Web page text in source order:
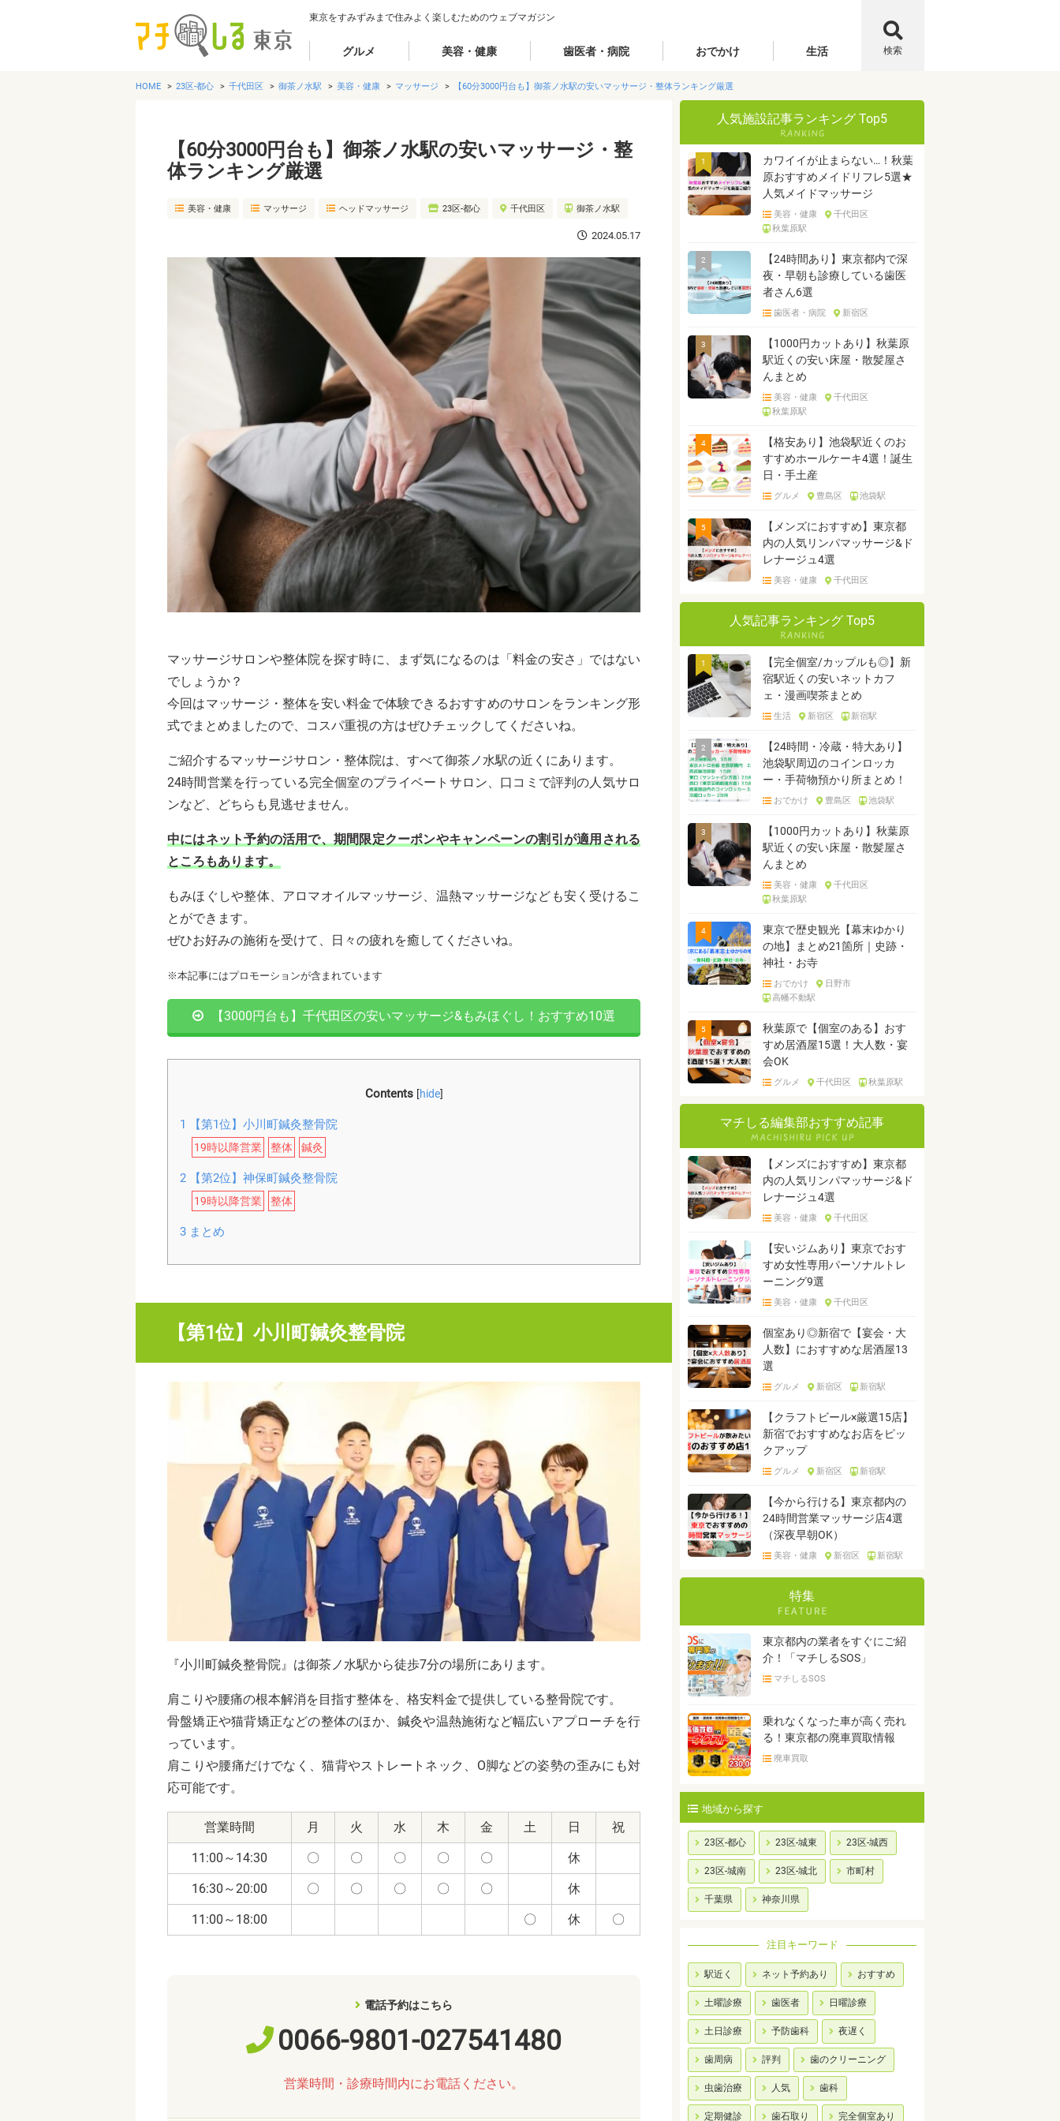
東京をすみずみまで住みよく楽しむためのウェブマガジン
グルメ 美容・健康 歯医者・病院 おでかけ 生活 検索
HOME 23区-都心 千代田区 御茶ノ水駅 美容・健康 マッサージ 【60分3000円台も】御茶ノ水駅の安いマッサージ・整体ランキング厳選
【60分3000円台も】御茶ノ水駅の安いマッサージ・整
体ランキング厳選
美容・健康 マッサージ ヘッドマッサージ 23区-都心 千代田区 御茶ノ水駅
2024.05.17
マッサージサロンや整体院を探す時に、まず気になるのは「料金の安さ」ではない
でしょうか？
今回はマッサージ・整体を安い料金で体験できるおすすめのサロンをランキング形
式でまとめましたので、コスパ重視の方はぜひチェックしてくださいね。
ご紹介するマッサージサロン・整体院は、すべて御茶ノ水駅の近くにあります。
24時間営業を行っている完全個室のプライベートサロン、口コミで評判の人気サロ
ンなど、どちらも見逃せません。
中にはネット予約の活用で、期間限定クーポンやキャンペーンの割引が適用される
ところもあります。
もみほぐしや整体、アロマオイルマッサージ、温熱マッサージなども安く受けるこ
とができます。
ぜひお好みの施術を受けて、日々の疲れを癒してくださいね。
※本記事にはプロモーションが含まれています
【3000円台も】千代田区の安いマッサージ&もみほぐし！おすすめ10選
Contents [hide]
1 【第1位】小川町鍼灸整骨院
19時以降営業 整体 鍼灸
2【第2位】神保町鍼灸整骨院
19時以降営業 整体
3まとめ
【第1位】小川町鍼灸整骨院
『小川町鍼灸整骨院』は御茶ノ水駅から徒歩7分の場所にあります。
肩こりや腰痛の根本解消を目指す整体を、格安料金で提供している整骨院です。
骨盤矯正や猫背矯正などの整体のほか、鍼灸や温熱施術など幅広いアプローチを行
っています。
肩こりや腰痛だけでなく、猫背やストレートネック、O脚などの姿勢の歪みにも対
応可能です。
営業時間 月 火 水 木 金 土 日 祝
11:00～14:30 〇 〇 〇 〇 〇 休
16:30～20:00 〇 〇 〇 〇 〇 休
11:00～18:00 〇 休 〇
電話予約はこちら
0066-9801-027541480
営業時間・診療時間内にお電話ください。
人気施設記事ランキング Top5
1
カワイイが止まらない…！秋葉
原おすすめメイドリフレ5選★
人気メイドマッサージ
美容・健康
千代田区
秋葉原駅
2
【24時間あり】東京都内で深
夜・早朝も診療している歯医
者さん6選
歯医者・病院 新宿区
3
【1000円カットあり】秋葉原
駅近くの安い床屋・散髪屋さ
んまとめ
美容・健康
千代田区
秋葉原駅
4
【格安あり】池袋駅近くのお
すすめホールケーキ4選！誕生
日・手土産
グルメ 豊島区 池袋駅
5
【メンズにおすすめ】東京都
内の人気リンパマッサージ&ド
レナージュ4選
美容・健康 千代田区
人気記事ランキング Top5
1
【完全個室/カップルも◎】新
宿駅近くの安いネットカフ
ェ・漫画喫茶まとめ
生活 新宿区 新宿駅
2
【24時間・冷蔵・特大あり】
池袋駅周辺のコインロッカ
ー・手荷物預かり所まとめ！
おでかけ 豊島区 池袋駅
3
【1000円カットあり】秋葉原
駅近くの安い床屋・散髪屋さ
んまとめ
美容・健康
千代田区
秋葉原駅
4
東京で歴史観光【幕末ゆかり
の地】まとめ21箇所｜史跡・
神社・お寺
おでかけ
日野市
高幡不動駅
5
秋葉原で【個室のある】おす
すめ居酒屋15選！大人数・宴
会OK
グルメ 千代田区 秋葉原駅
マチしる編集部おすすめ記事
【メンズにおすすめ】東京都
内の人気リンパマッサージ&ド
レナージュ4選
美容・健康 千代田区
【安いジムあり】東京でおす
すめ女性専用パーソナルトレ
ーニング9選
美容・健康 千代田区
個室あり◎新宿で【宴会・大
人数】におすすめな居酒屋13
選
グルメ 新宿区 新宿駅
【クラフトビール×厳選15店】
新宿でおすすめなお店をピッ
クアップ
グルメ 新宿区 新宿駅
【今から行ける】東京都内の
24時間営業マッサージ店4選
（深夜早朝OK）
美容・健康 新宿区 新宿駅
特集
東京都内の業者をすぐにご紹
介！「マチしるSOS」
マチしるSOS
乗れなくなった車が高く売れ
る！東京都の廃車買取情報
廃車買取
地域から探す
23区-都心 23区-城東 23区-城西
23区-城南 23区-城北 市町村
千葉県 神奈川県
注目キーワード
駅近く ネット予約あり おすすめ
土曜診療 歯医者 日曜診療
土日診療 予防歯科 夜遅く
歯周病 評判 歯のクリーニング
虫歯治療 人気 歯科
定期健診 歯石取り 完全個室あり